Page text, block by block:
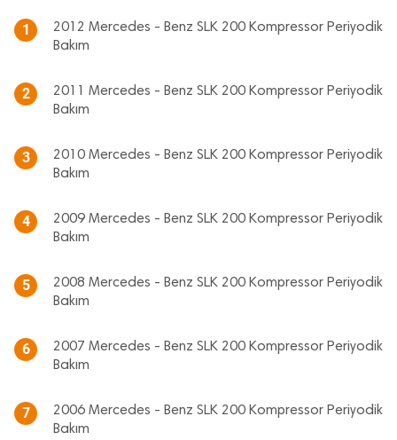
1
2012 Mercedes - Benz SLK 200 Kompressor Periyodik
Bakım
2
2011 Mercedes - Benz SLK 200 Kompressor Periyodik
Bakım
3
2010 Mercedes - Benz SLK 200 Kompressor Periyodik
Bakım
4
2009 Mercedes - Benz SLK 200 Kompressor Periyodik
Bakım
5
2008 Mercedes - Benz SLK 200 Kompressor Periyodik
Bakım
6
2007 Mercedes - Benz SLK 200 Kompressor Periyodik
Bakım
7
2006 Mercedes - Benz SLK 200 Kompressor Periyodik
Bakım